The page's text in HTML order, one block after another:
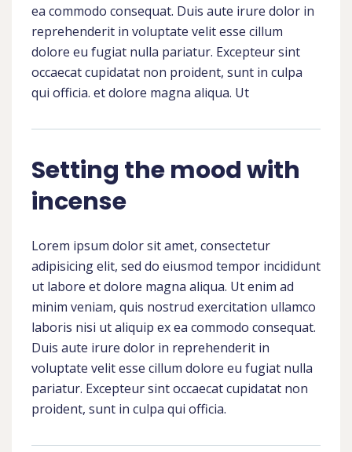
ea commodo consequat. Duis aute irure dolor in
reprehenderit in voluptate velit esse cillum
dolore eu fugiat nulla pariatur. Excepteur sint
occaecat cupidatat non proident, sunt in culpa
qui officia. et dolore magna aliqua. Ut
Setting the mood with
incense
Lorem ipsum dolor sit amet, consectetur
adipisicing elit, sed do eiusmod tempor incididunt
ut labore et dolore magna aliqua. Ut enim ad
minim veniam, quis nostrud exercitation ullamco
laboris nisi ut aliquip ex ea commodo consequat.
Duis aute irure dolor in reprehenderit in
voluptate velit esse cillum dolore eu fugiat nulla
pariatur. Excepteur sint occaecat cupidatat non
proident, sunt in culpa qui officia.